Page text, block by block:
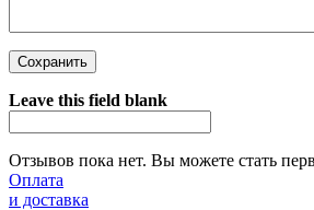
Leave this field blank
Отзывов пока нет. Вы можете стать
Оплата
и доставка